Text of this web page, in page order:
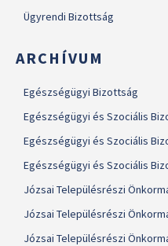
Ügyrendi Bizottság
ARCHÍVUM
Egészségügyi Bizottság
Egészségügyi és Szociális
Egészségügyi és Szociális
Egészségügyi és Szociális
Józsai Településrészi
Józsai Településrészi
Józsai Településrészi